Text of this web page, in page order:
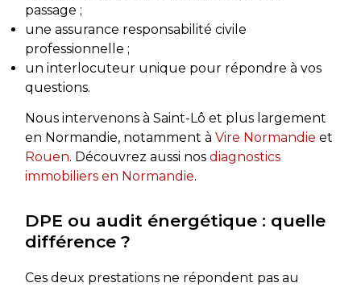
passage ;
une assurance responsabilité civile
professionnelle ;
un interlocuteur unique pour répondre à vos
questions.
Nous intervenons à Saint-Lô et plus largement
en Normandie, notamment à Vire Normandie et
Rouen. Découvrez aussi nos diagnostics
immobiliers en Normandie.
DPE ou audit énergétique : quelle
différence ?
Ces deux prestations ne répondent pas au